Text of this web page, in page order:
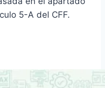
5-A del CFF.